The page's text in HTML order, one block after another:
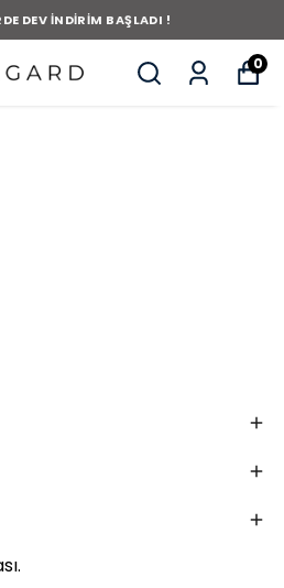
DEV İNDİRİM BAŞLADI !
0